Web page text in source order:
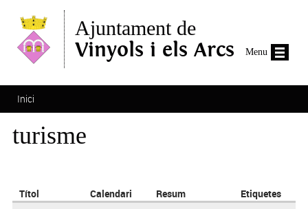
Ajuntament de
Vinyols i els Arcs
Esteu aquí
Inici
turisme
Títol Calendari Resum Etiquetes
Menu